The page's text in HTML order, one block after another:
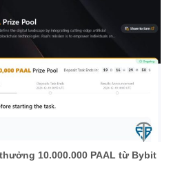
10.000.000 PAAL từ Bybit